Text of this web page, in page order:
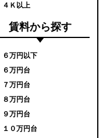
４Ｋ以上
賃料から探す
６万円以下
６万円台
７万円台
８万円台
９万円台
１０万円台